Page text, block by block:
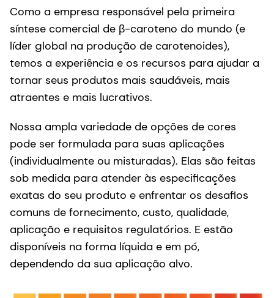
Como a empresa responsável pela primeira
síntese comercial de β-caroteno do mundo (e
líder global na produção de carotenoides),
temos a experiência e os recursos para ajudar a
tornar seus produtos mais saudáveis, mais
atraentes e mais lucrativos.
Nossa ampla variedade de opções de cores
pode ser formulada para suas aplicações
(individualmente ou misturadas). Elas são feitas
sob medida para atender às especificações
exatas do seu produto e enfrentar os desafios
comuns de fornecimento, custo, qualidade,
aplicação e requisitos regulatórios. E estão
disponíveis na forma líquida e em pó,
dependendo da sua aplicação alvo.